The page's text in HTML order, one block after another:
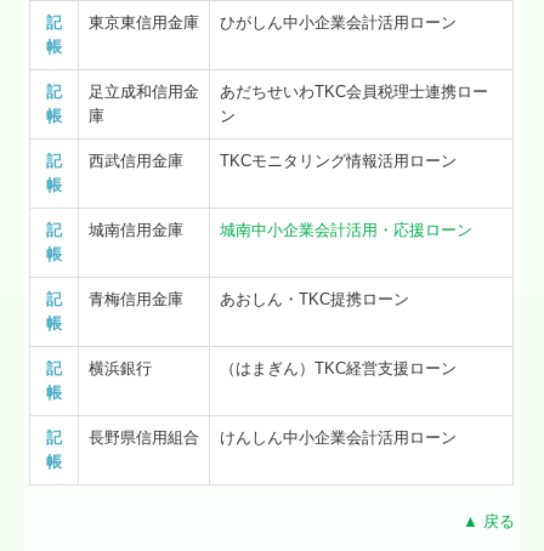
記
帳
東京東信用金庫 ひがしん中小企業会計活用ローン
記
帳
足立成和信用金
庫
あだちせいわTKC会員税理士連携ロー
ン
記
帳
西武信用金庫 TKCモニタリング情報活用ローン
記
帳
城南信用金庫 城南中小企業会計活用・応援ローン
記
帳
青梅信用金庫 あおしん・TKC提携ローン
記
帳
横浜銀行 （はまぎん）TKC経営支援ローン
記
帳
長野県信用組合 けんしん中小企業会計活用ローン
▲ 戻る